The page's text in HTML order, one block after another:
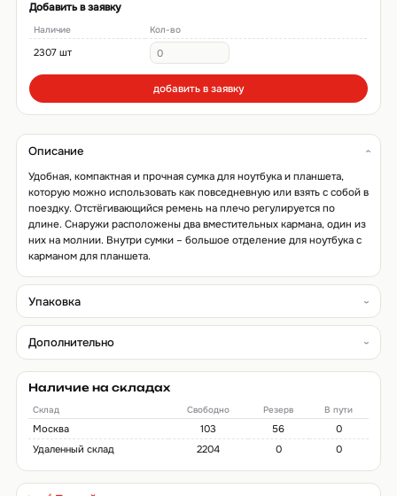
Добавить в заявку
Наличие Кол-во
2307 шт
добавить в заявку
Описание
Удобная, компактная и прочная сумка для ноутбука и планшета,
которую можно использовать как повседневную или взять с собой в
поездку. Отстёгивающийся ремень на плечо регулируется по
длине. Снаружи расположены два вместительных кармана, один из
них на молнии. Внутри сумки – большое отделение для ноутбука с
карманом для планшета.
Упаковка
Дополнительно
Наличие на складах
Склад Свободно Резерв В пути
Москва 103 56
0
Удаленный склад
2204 0 0